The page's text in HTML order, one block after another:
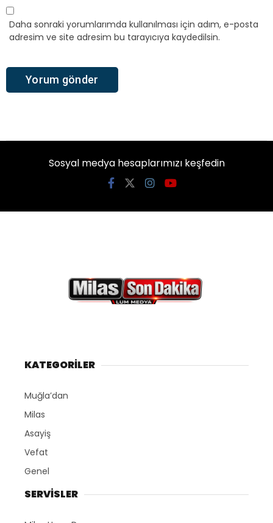
Daha sonraki yorumlarımda kullanılması için adım, e-posta
adresim ve site adresim bu tarayıcıya kaydedilsin.
Sosyal medya hesaplarımızı keşfedin
KATEGORİLER
Muğla’dan
Milas
Asayiş
Vefat
Genel
SERVİSLER